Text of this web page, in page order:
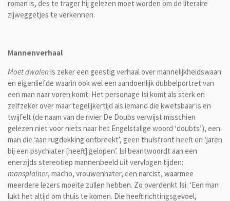
roman is, des te trager hij gelezen moet worden om de literaire
zijweggetjes te verkennen.
Mannenverhaal
Moet dwalen is zeker een geestig verhaal over mannelijkheidswaan
en eigenliefde waarin ook wel een aandoenlijk dubbelportret van
een man naar voren komt. Het personage Isi komt als sterk en
zelfzeker over maar tegelijkertijd als iemand die kwetsbaar is en
twijfelt (de naam van de rivier De Doubs verwijst misschien
gelezen niet voor niets naar het Engelstalige woord ‘doubts’), een
man die ‘aan rugdekking ontbreekt’, geen thuisfront heeft en ‘jaren
bij een psychiater [heeft] gelopen’. Isi beantwoordt aan een
enerzijds stereotiep mannenbeeld uit vervlogen tijden:
mansplainer, macho, vrouwenhater, een narcist, waarmee
meerdere lezers moeite zullen hebben. Zo overdenkt Isi: ‘Een man
lukt het altijd om thuis te komen. Die heeft richtingsgevoel,